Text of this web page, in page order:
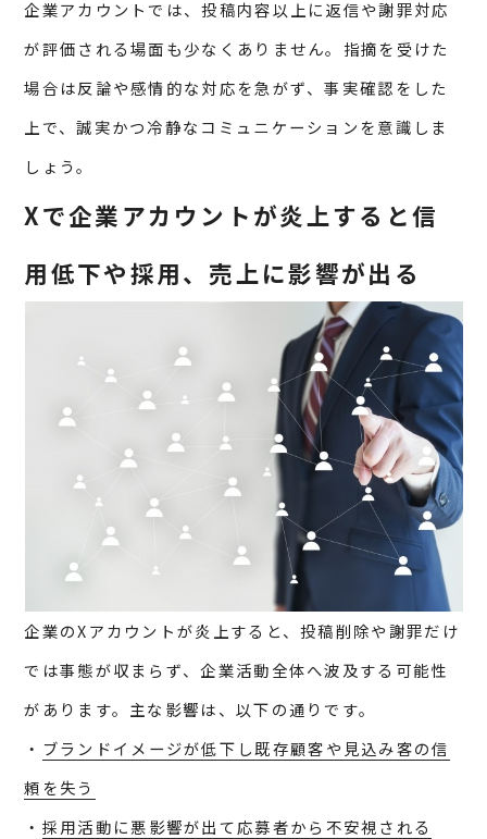
企業アカウントでは、投稿内容以上に返信や謝罪対応
が評価される場面も少なくありません。指摘を受けた
場合は反論や感情的な対応を急がず、事実確認をした
上で、誠実かつ冷静なコミュニケーションを意識しま
しょう。
Xで企業アカウントが炎上すると信
用低下や採用、売上に影響が出る
企業のXアカウントが炎上すると、投稿削除や謝罪だけ
では事態が収まらず、企業活動全体へ波及する可能性
があります。主な影響は、以下の通りです。
・ ブランドイメージが低下し既存顧客や見込み客の信
頼を失う
・ 採用活動に悪影響が出て応募者から不安視される